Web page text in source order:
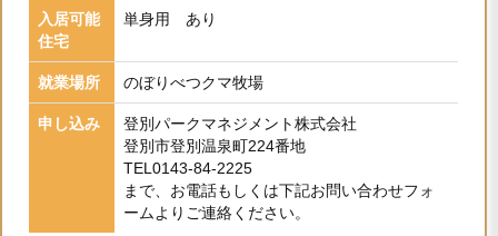
入居可能
住宅
単身用 あり
就業場所 のぼりべつクマ牧場
申し込み
登別パークマネジメント株式会社
登別市登別温泉町224番地
TEL0143-84-2225
まで、お電話もしくは下記お問い合わせフォ
ームよりご連絡ください。